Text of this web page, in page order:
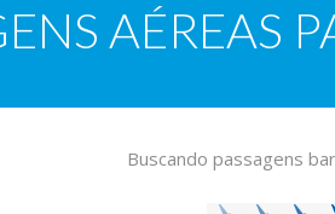
AÉREAS
Buscando passagens